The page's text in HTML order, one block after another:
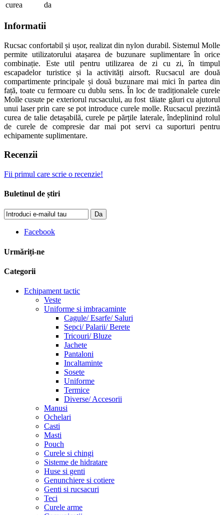
curea
da
Informatii
Rucsac confortabil și ușor, realizat din nylon durabil. Sistemul Molle
permite utilizatorului atașarea de buzunare suplimentare în orice
combinație. Este util pentru utilizarea de zi cu zi, în timpul
escapadelor turistice și la activități airsoft. Rucsacul are două
compartimente principale și două buzunare mai mici în partea din
față, toate cu fermoare cu dublu sens. În loc de tradiționalele curele
Molle cusute pe exteriorul rucsacului, au fost tăiate găuri cu ajutorul
unui laser prin care se pot introduce curele molle. Rucsacul prezintă
curea de talie detașabilă, curele pe părțile laterale, îndeplinind rolul
de curele de compresie dar mai pot servi ca suporturi pentru
echipamente suplimentare.
Recenzii
Fii primul care scrie o recenzie!
Buletinul de știri
Da
Facebook
Urmăriți-ne
Categorii
Echipament tactic
Veste
Uniforme si imbracaminte
Cagule/ Esarfe/ Saluri
Sepci/ Palarii/ Berete
Tricouri/ Bluze
Jachete
Pantaloni
Incaltaminte
Sosete
Uniforme
Termice
Diverse/ Accesorii
Manusi
Ochelari
Casti
Masti
Pouch
Curele si chingi
Sisteme de hidratare
Huse si genti
Genunchiere si cotiere
Genti si rucsacuri
Teci
Curele arme